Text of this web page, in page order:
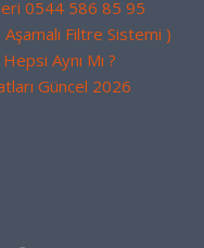
0544 586 85 95
Aşamalı Filtre Sistemi )
Aynı Mı ?
Güncel 2026